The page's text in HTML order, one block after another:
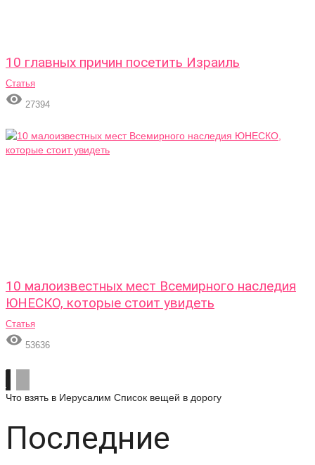
10 главных причин посетить Израиль
Статья
 27394
10 малоизвестных мест Всемирного наследия
ЮНЕСКО, которые стоит увидеть
Статья
 53636
Что взять в Иерусалим Список вещей в дорогу
Последние